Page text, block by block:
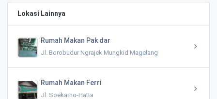
Lokasi Lainnya
Rumah Makan Pak dar
Jl. Borobudur Ngrajek Mungkid Magelang
Rumah Makan Ferri
Jl. Soekarno-Hatta